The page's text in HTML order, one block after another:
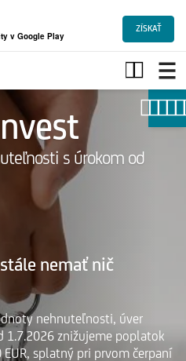
v Google Play
ZÍSKAŤ
s úrokom od
nemať nič
nehnuteľnosti, úver
1.7.2026 znižujeme poplatok
splatný pri prvom čerpaní